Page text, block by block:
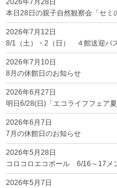
2026年7月28日
本日28日の親子自然観察会「セ
2026年7月12日
8/1（土）・2（日） ４館送迎バ
2026年7月10日
8月の休館日のお知らせ
2026年6月27日
明日6/28(日)「エコライフフェア
2026年6月7日
7月の休館日のお知らせ
2026年5月28日
コロコロエコボール 6/16～17メ
2026年5月7日